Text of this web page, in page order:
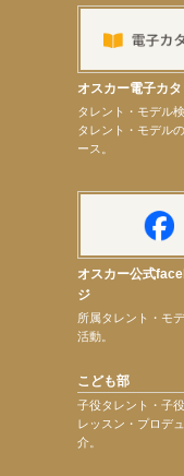
【上戸彩】サントリー「−196」新
【elfin’】【小倉舞子】8月9日（日
【elfin’】【辻美優】8月28日（金）
【elfin’】9月27日（日）「Beauty
オスカー電子カ
タレント・モデル
タレント・モデル
ース。
オスカー公式
ジ
所属タレント・モ
活動。
こども部
子役タレント・子
レッスン・プロデ
介。